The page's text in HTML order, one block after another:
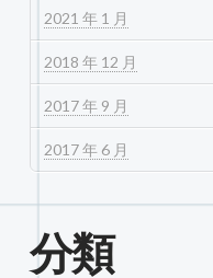
2021 年 1 月
2018 年 12 月
2017 年 9 月
2017 年 6 月
分類